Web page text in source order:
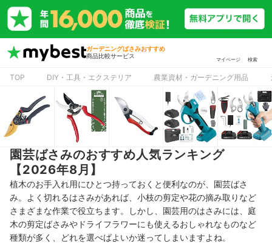
ガーデニングばさみおすすめ
商品比較サービス
マイページ 検索
TOP DIY・工具・エクステリア 農業資材・ガーデニング用品
園芸ばさみのおすすめ人気ランキング
【2026年8月】
植木のお手入れ用にひとつ持っておくと便利なのが、園芸ばさ
み。よく切れるはさみがあれば、小枝の剪定や花の摘み取りなど
さまざまな作業で役立ちます。しかし、 園芸用のはさみには、庭
木の剪定ばさみやドライフラワーにも使えるおしゃれなものなど
種類が多く、どれを選べばよいか迷ってしまいますよね。